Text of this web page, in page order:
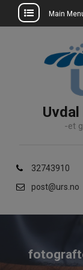
Main
-et
32743910
post@urs.no